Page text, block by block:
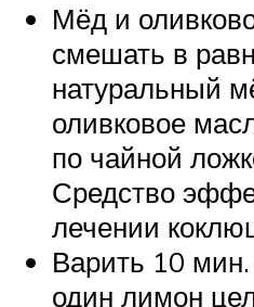
Мёд и
смешать в
натуральный
оливковое
по чайной
Средство
лечении
Варить 10
один лимон